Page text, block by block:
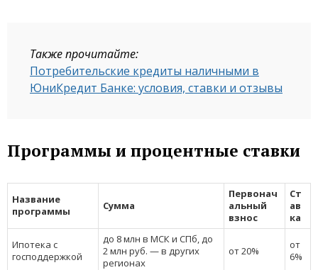
Также прочитайте:
Потребительские кредиты наличными в
ЮниКредит Банке: условия, ставки и отзывы
Программы и процентные ставки
Название
программы
Сумма
Первонач
альный
взнос
Ст
ав
ка
Ипотека с
господдержкой
до 8 млн в МСК и СПб, до
2 млн руб. — в других
регионах
от 20%
от
6%